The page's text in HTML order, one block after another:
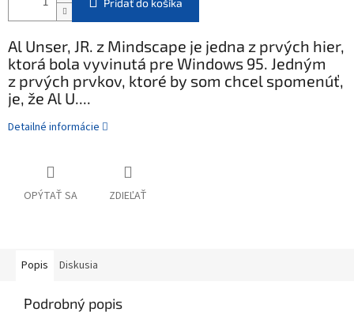
Pridať do košíka
Al Unser, JR. z Mindscape je jedna z prvých hier,
ktorá bola vyvinutá pre Windows 95. Jedným
z prvých prvkov, ktoré by som chcel spomenúť,
je, že Al U....
Detailné informácie
OPÝTAŤ SA ZDIEĽAŤ
Popis Diskusia
Podrobný popis